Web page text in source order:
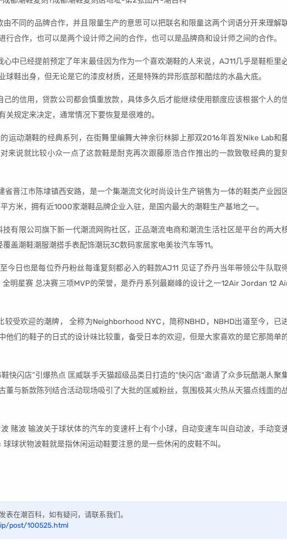
不同的品牌合作，并且限量生产的意思可以把联名和限量这两个词语分开来理解
行合作，也可以是两个设计师之间的合作，也可以是品牌商和设计师之间的合作。
中已经提前预定了年末最佳因为作为一个喜欢潮鞋的人来说，AJ11几乎是鞋柜里
球鞋出身，但无论是它的漆皮材质，还是特殊的异形底部和酷炫的水晶大底。
的信用，贷款公司都会慎重放款，具体多久后才能继续使用额度应该根据个人的
关规定来决定，通常情况下要恢复是很难的。
运动潮鞋的经典系列，在街舞里编舞大神余衍林脚上那双2016年首发Nike Lab和
来说就比较小众一点了这款鞋是耐克再次跟藤原浩合作推出的一款致敬经典的复刻
省晋江市陈埭镇西安路，是一个集潮流文化时尚设计生产销售为一体的鞋类产业园
方米，拥有近1000家潮鞋品牌企业入驻，是国内最大的潮鞋生产基地之一。
有限公司旗下新一代潮流网购社区，正品潮流电商和潮流生活社区是平台的两大
盖潮鞋潮服潮搭手表配饰潮玩3C数码家居家电美妆汽车等11。
今日也是每位乔丹粉丝每逢复刻都必入的鞋款AJ11 见证了乔丹当年带领公牛队取
明星赛 总决赛三项MVP的荣誉，是乔丹系列最巅峰的设计之一12Air Jordan 12
受欢迎的潮牌， 全称为Neighborhood NYC，简称NBHD，NBHD出道至今，已
他们的鞋子的日式的设计味比较重，备受日本的欢迎，但是大家喜欢的是它那简单
快闪店”引爆热点 匡威联手天猫超级品类日打造的“快闪店”邀请了众多玩酷潮人聚
董与新款陈列结合活动现场吸引了大批的匡威粉丝，氛围极其火热从天猫点线面的
赌波 输波关于球状体的汽车的变速杆上有个小球，自动变速车叫自动波，手动变
球状物波鞋就是指休闲运动鞋要注意的是一些休闲的皮鞋不叫。
在潮百科，如有疑问，请联系我们。
post/100525.html